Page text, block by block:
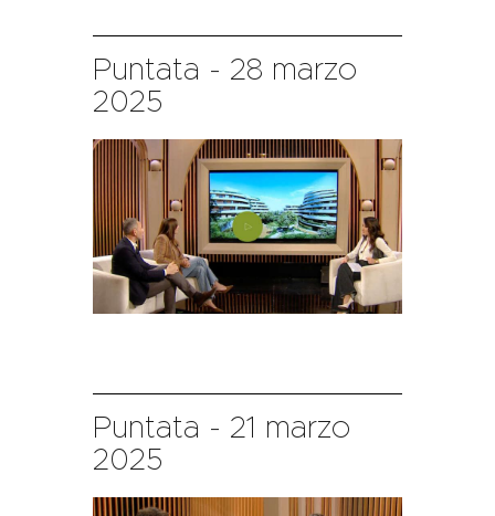
Puntata - 28 marzo
2025
Puntata - 21 marzo
2025